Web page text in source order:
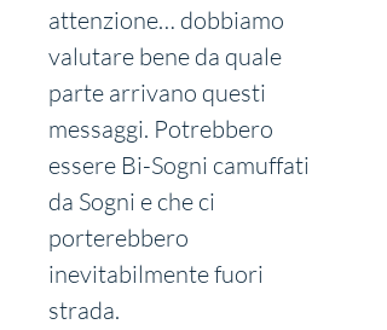
attenzione… dobbiamo
valutare bene da quale
parte arrivano questi
messaggi. Potrebbero
essere Bi-Sogni camuffati
da Sogni e che ci
porterebbero
inevitabilmente fuori
strada.